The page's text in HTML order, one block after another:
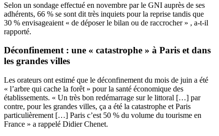
Selon un sondage effectué en novembre par le GNI auprès de ses
adhérents, 66 % se sont dit très inquiets pour la reprise tandis que
30 % envisageaient « de déposer le bilan ou de raccrocher » , a-t-il
rapporté.
Déconfinement : une « catastrophe » à Paris et dans
les grandes villes
Les orateurs ont estimé que le déconfinement du mois de juin a été
« l’arbre qui cache la forêt » pour la santé économique des
établissements. « Un très bon redémarrage sur le littoral […] par
contre, pour les grandes villes, ça a été la catastrophe et Paris
particulièrement […] Paris c’est 50 % du volume du tourisme en
France » a rappelé Didier Chenet.